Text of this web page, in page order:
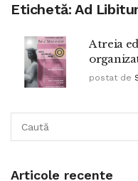
Etichetă: Ad
A treia
postat de
Articole recente